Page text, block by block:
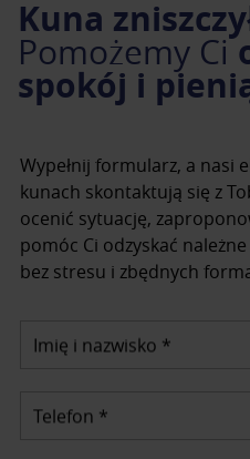
Kuna
Pomożemy Ci
spokój i
Wypełnij formularz, a nasi
kunach skontaktują się z
ocenić sytuację,
pomóc Ci odzyskać
bez stresu i zbędnych
Imię i nazwisko *
Telefon *